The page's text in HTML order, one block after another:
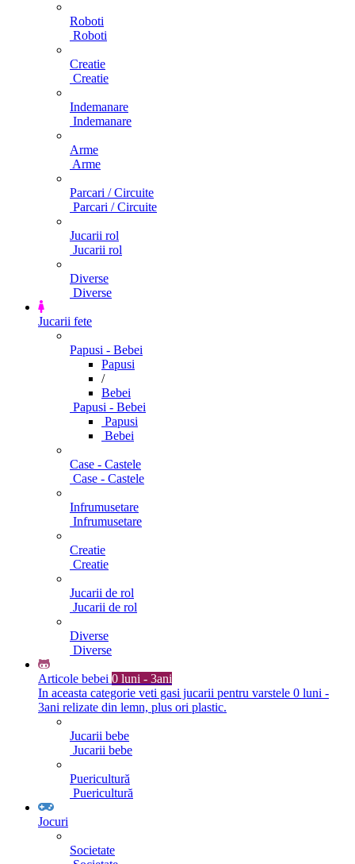
Roboti
Roboti
Creatie
Creatie
Indemanare
Indemanare
Arme
Arme
Parcari / Circuite
Parcari / Circuite
Jucarii rol
Jucarii rol
Diverse
Diverse
Jucarii fete
Papusi - Bebei
Papusi
/
Bebei
Papusi - Bebei
Papusi
Bebei
Case - Castele
Case - Castele
Infrumusetare
Infrumusetare
Creatie
Creatie
Jucarii de rol
Jucarii de rol
Diverse
Diverse
Articole bebei 0 luni - 3ani
In aceasta categorie veti gasi jucarii pentru varstele 0 luni -
3ani relizate din lemn, plus ori plastic.
Jucarii bebe
Jucarii bebe
Puericultură
Puericultură
Jocuri
Societate